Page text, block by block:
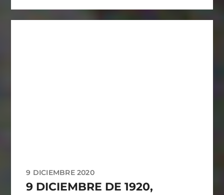
9 DICIEMBRE 2020
9 DICIEMBRE DE 1920,